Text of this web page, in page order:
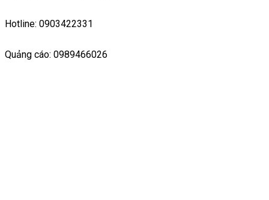
Hotline: 0903422331
Quảng cáo: 0989466026